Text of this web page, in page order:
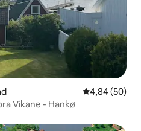
Prosječna
4,84 (50)
Vikane - Hankø